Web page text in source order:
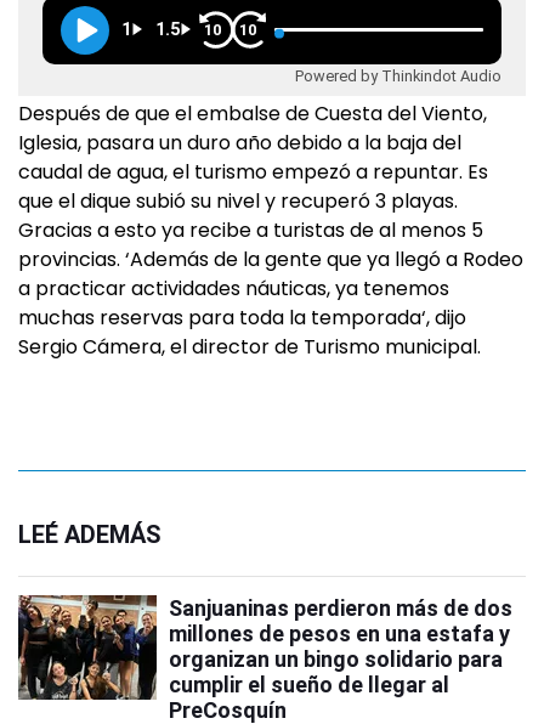
1 1.5 10 10
Powered by Thinkindot Audio
Después de que el embalse de Cuesta del Viento,
Iglesia, pasara un duro año debido a la baja del
caudal de agua, el turismo empezó a repuntar. Es
que el dique subió su nivel y recuperó 3 playas.
Gracias a esto ya recibe a turistas de al menos 5
provincias. ‘Además de la gente que ya llegó a Rodeo
a practicar actividades náuticas, ya tenemos
muchas reservas para toda la temporada‘, dijo
Sergio Cámera, el director de Turismo municipal.
LEÉ ADEMÁS
Sanjuaninas perdieron más de dos
millones de pesos en una estafa y
organizan un bingo solidario para
cumplir el sueño de llegar al
PreCosquín